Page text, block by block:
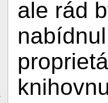
ale rád